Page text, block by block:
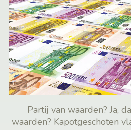
Partij van waarden? Ja,
waarden? Kapotgeschoten